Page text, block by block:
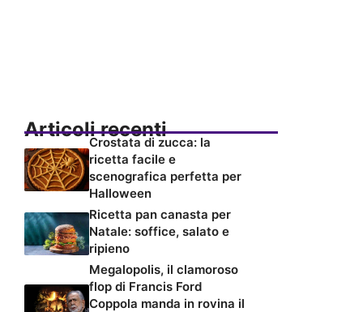
Articoli recenti
Crostata di zucca: la
ricetta facile e
scenografica perfetta per
Halloween
Ricetta pan canasta per
Natale: soffice, salato e
ripieno
Megalopolis, il clamoroso
flop di Francis Ford
Coppola manda in rovina il